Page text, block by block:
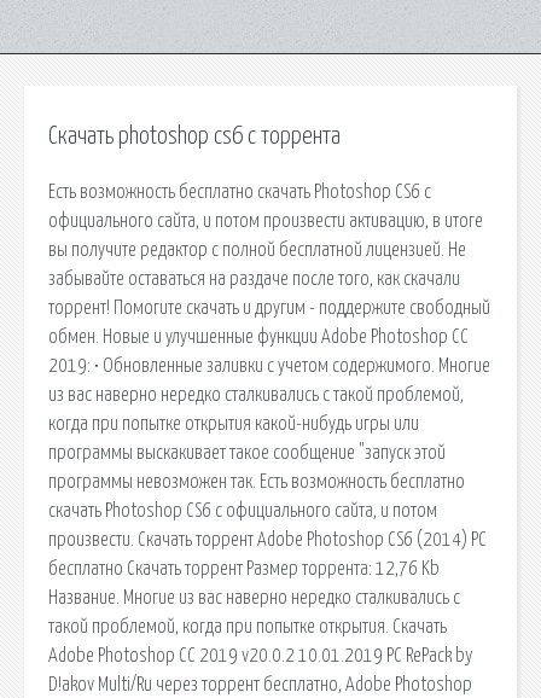
Скачать photoshop cs6 с торрента
Есть возможность бесплатно скачать Photoshop CS6 с
официального сайта, и потом произвести активацию, в итоге
вы получите редактор с полной бесплатной лицензией. Не
забывайте оставаться на раздаче после того, как скачали
торрент! Помогите скачать и другим - поддержите свободный
обмен. Новые и улучшенные функции Adobe Photoshop CC
2019: • Обновленные заливки с учетом содержимого. Многие
из вас наверно нередко сталкивались с такой проблемой,
когда при попытке открытия какой-нибудь игры или
программы выскакивает такое сообщение "запуск этой
программы невозможен так. Есть возможность бесплатно
скачать Photoshop CS6 с официального сайта, и потом
произвести. Скачать торрент Adobe Photoshop CS6 (2014) PC
бесплатно Скачать торрент Размер торрента: 12,76 Kb
Название. Многие из вас наверно нередко сталкивались с
такой проблемой, когда при попытке открытия. Скачать
Adobe Photoshop CC 2019 v20.0.2 10.01.2019 PC RePack by
D!akov Multi/Ru через торрент бесплатно, Adobe Photoshop